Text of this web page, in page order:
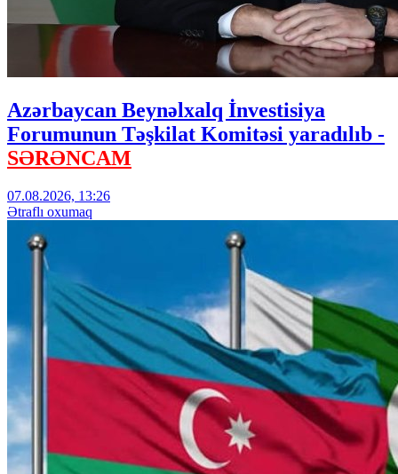
Azərbaycan Beynəlxalq İnvestisiya
Forumunun Təşkilat Komitəsi yaradılıb -
SƏRƏNCAM
07.08.2026, 13:26
Ətraflı oxumaq